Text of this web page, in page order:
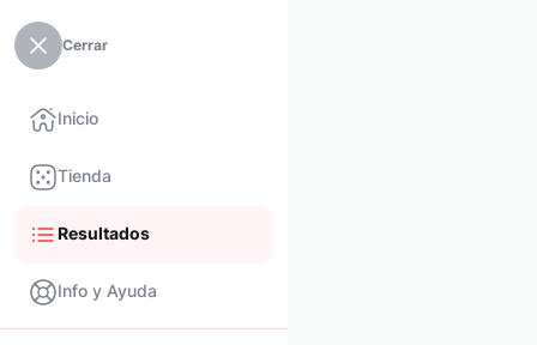
Cerrar
Inicio
Tienda
Resultados
Info y Ayuda